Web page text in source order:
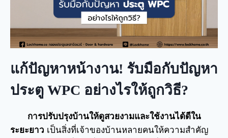
แก้ปัญหาหน้างาน! รับมือกับปัญหา
ประตู WPC อย่างไรให้ถูกวิธี?
การปรับปรุงบ้านให้ดูสวยงามและใช้งานได้ดีใน
ระยะยาว เป็นสิ่งที่เจ้าของบ้านหลายคนให้ความสำคัญ